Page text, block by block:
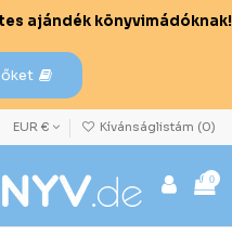
ajándék könyvimádóknak!
őket
EUR € Kívánságlistám (0)
0